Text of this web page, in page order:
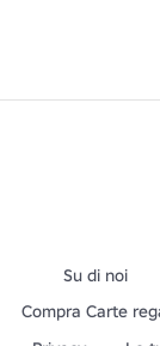
Su di noi
Compra Carte